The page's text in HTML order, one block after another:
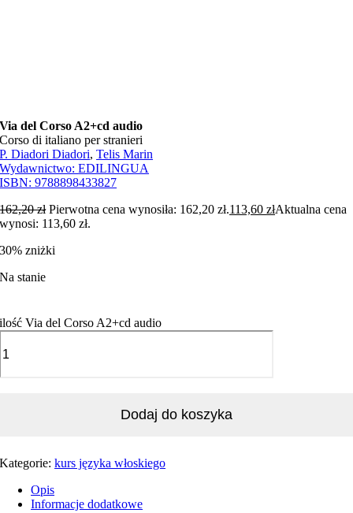
Via del Corso A2+cd audio
Corso di italiano per stranieri
P. Diadori Diadori,Telis Marin
Wydawnictwo:EDILINGUA
ISBN:9788898433827
162,20zł Pierwotna cena wynosiła: 162,20 zł.113,60złAktualna cena
wynosi: 113,60 zł.
30% zniżki
Na stanie
ilość Via del Corso A2+cd audio
Dodaj do koszyka
Kategorie:kurs języka włoskiego
Opis
Informacje dodatkowe